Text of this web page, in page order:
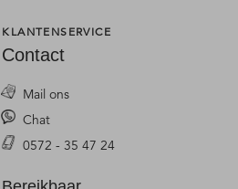
KLANTENSERVICE
Contact
Mail ons
Chat
0572 - 35 47 24